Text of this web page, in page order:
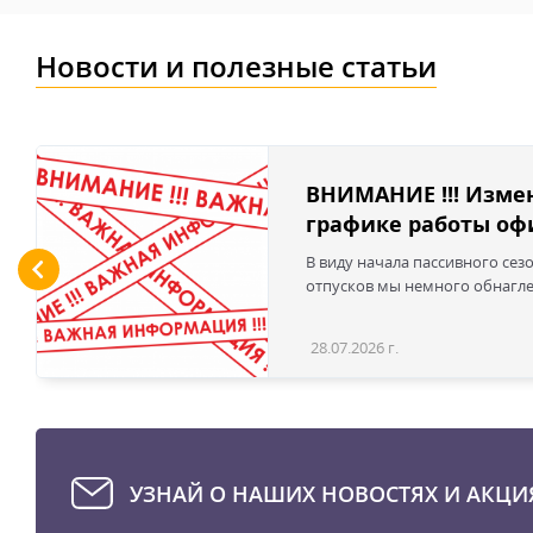
Новости и полезные статьи
ВНИМАНИЕ !!!
графике работы
В виду начала пассивного
отпусков мы немного
28.07.2026 г.
УЗНАЙ О НАШИХ НОВОСТЯХ И